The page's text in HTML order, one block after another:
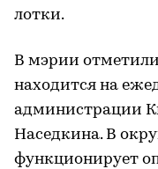
лотки.
В мэрии
находится на
администрации
Наседкина. В
функционирует